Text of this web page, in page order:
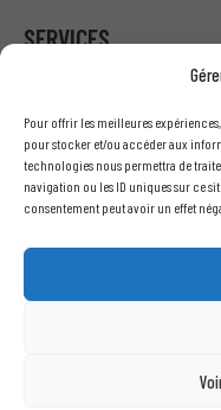
Pour offrir les meilleures
pour stocker et/ou accéder aux
technologies nous permettra de
navigation ou les ID uniques sur ce
consentement peut avoir un effet
SERVICES
Professionnel – J’ai besoin
Nous écrire
Recrutement
INFORMATIONS
Politique de confidentialité